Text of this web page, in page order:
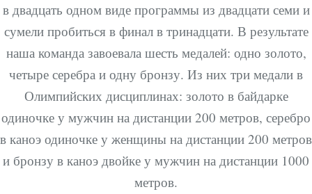
в двадцать одном виде программы из двадцати семи и
сумели пробиться в финал в тринадцати. В результате
наша команда завоевала шесть медалей: одно золото,
четыре серебра и одну бронзу. Из них три медали в
Олимпийских дисциплинах: золото в байдарке
одиночке у мужчин на дистанции 200 метров, серебро
в каноэ одиночке у женщины на дистанции 200 метров
и бронзу в каноэ двойке у мужчин на дистанции 1000
метров.